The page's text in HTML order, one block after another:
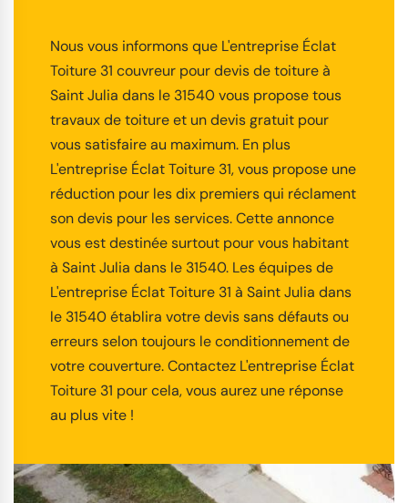
Nous vous informons que L'entreprise Éclat
Toiture 31 couvreur pour devis de toiture à
Saint Julia dans le 31540 vous propose tous
travaux de toiture et un devis gratuit pour
vous satisfaire au maximum. En plus
L'entreprise Éclat Toiture 31, vous propose une
réduction pour les dix premiers qui réclament
son devis pour les services. Cette annonce
vous est destinée surtout pour vous habitant
à Saint Julia dans le 31540. Les équipes de
L'entreprise Éclat Toiture 31 à Saint Julia dans
le 31540 établira votre devis sans défauts ou
erreurs selon toujours le conditionnement de
votre couverture. Contactez L'entreprise Éclat
Toiture 31 pour cela, vous aurez une réponse
au plus vite !